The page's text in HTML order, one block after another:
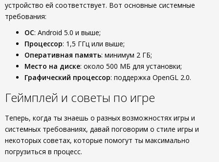
устройство ей соответствует. Вот основные системные
требования:
ОС: Android 5.0 и выше;
Процессор: 1,5 ГГц или выше;
Оперативная память: минимум 2 ГБ;
Место на диске: около 500 МБ для установки;
Графический процессор: поддержка OpenGL 2.0.
Геймплей и советы по игре
Теперь, когда ты знаешь о разных возможностях игры и
системных требованиях, давай поговорим о стиле игры и
некоторых советах, которые помогут ты максимально
погрузиться в процесс.